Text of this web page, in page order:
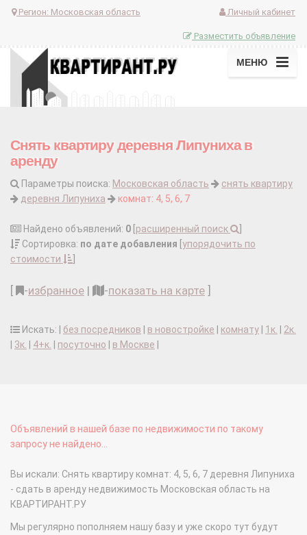
Регион: Московская область Личный кабинет
Разместить объявление
МЕНЮ
Снять квартиру деревня Липуниха в
аренду
Параметры поиска: Московская область
снять квартиру
деревня Липуниха
комнат: 4, 5, 6, 7
Найдено объявлений: 0 расширенный поиск
Сортировка: по дате добавления упорядочить по
стоимости
-избранное | -показать на карте
Искать: | без посредников в новостройке комнату 1к.
2к.
3к. 4+к. посуточно в Москве
Объявлений в нашей базе по недвижимости по такому
запросу не найдено...
Вы искали: Снять квартиру комнат: 4, 5, 6, 7 деревня Липуниха
- сдать в аренду недвижимость Московская область на
КВАРТИРАНТ.РУ
Мы регулярно пополняем нашу базу и уже скоро тут будут